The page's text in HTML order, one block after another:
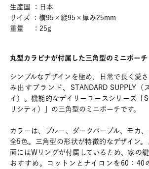
生産国 ：日本
サイズ ：横95×縦95×厚み25mm
重量 ：25g
丸型カラビナが付属した三角型のミニポーチ
シンプルなデザインを極め、日常で長く愛
み出すブランド、STANDARD SUPPLY（
イ）。機能的なデイリーユースシリーズ「
リシティ）」の三角型のミニポーチです。
カラーは、ブルー、ダークパープル、モカ
全5色。三角型の形状が特徴的なデザイン
面にはWリングが付属しているため、家の
おすすめ。コットンとナイロンを60：40